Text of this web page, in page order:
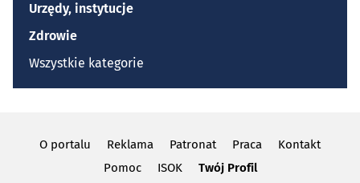
Urzędy, instytucje
Zdrowie
Wszystkie kategorie
O portalu Reklama Patronat Praca
Kontakt
Pomoc
ISOK Twój Profil